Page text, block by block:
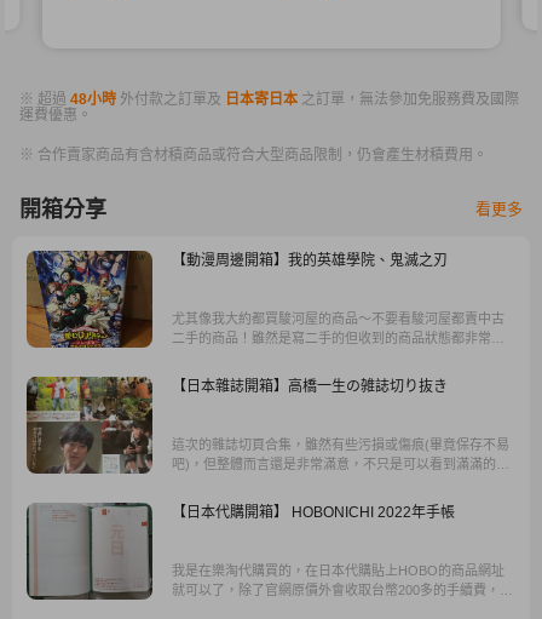
※ 超過 48小時 外付款之訂單及 日本寄日本 之訂單，無法參加免服務費及國際
運費優惠。
※ 合作賣家商品有含材積商品或符合大型商品限制，仍會產生材積費用。
開箱分享 看更多
【動漫周邊開箱】我的英雄學院、鬼滅之刃
尤其像我大約都買駿河屋的商品～不要看駿河屋都賣中古
二手的商品！雖然是寫二手的但收到的商品狀態都非常良
【日本雜誌開箱】高橋一生の雑誌切り抜き
這次的雜誌切頁合集，雖然有些污損或傷痕(畢竟保存不易
吧)，但整體而言還是非常滿意，不只是可以看到滿滿的照
啊。
【日本代購開箱】 HOBONICHI 2022年手帳
我是在樂淘代購買的，在日本代購貼上HOBO的商品網址
就可以了，除了官網原價外會收取台幣200多的手續費，但